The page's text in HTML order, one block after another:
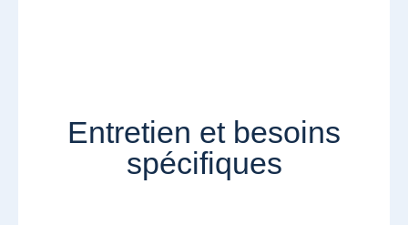
Entretien et besoins
spécifiques